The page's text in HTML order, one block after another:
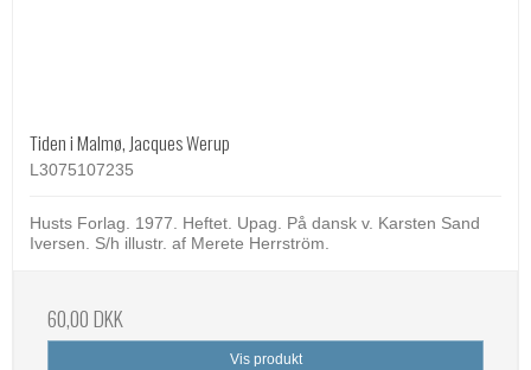
Tiden i Malmø, Jacques Werup
L3075107235
Husts Forlag. 1977. Heftet. Upag. På dansk v. Karsten Sand
Iversen. S/h illustr. af Merete Herrström.
60,00 DKK
Vis produkt